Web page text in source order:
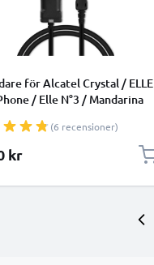
för Alcatel Crystal / ELLE
/ Elle N°3 / Mandarina
med snabb 5V 1A /
laddning och 1.5m USB-
laddsladd för smartphone,
(6 recensioner)
kr